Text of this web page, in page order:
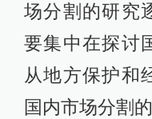
场分割的研究
要集中在探讨
从地方保护和
国内市场分割